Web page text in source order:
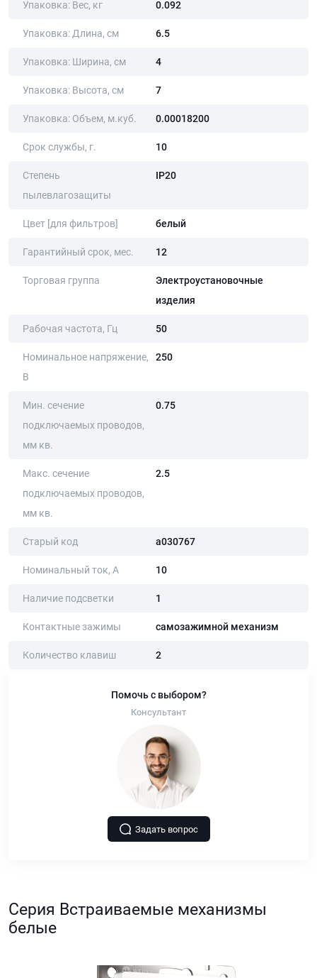
Упаковка: Вес, кг 0.092
Упаковка: Длина, cм 6.5
Упаковка: Ширина, cм 4
Упаковка: Высота, cм 7
Упаковка: Объем, м.куб. 0.00018200
Срок службы, г. 10
Степень
пылевлагозащиты
IP20
Цвет [для фильтров] белый
Гарантийный срок, мес. 12
Торговая группа
Электроустановочные
изделия
Рабочая частота, Гц 50
Номинальное напряжение,
В
250
Мин. сечение
подключаемых проводов,
мм кв.
0.75
Макс. сечение
подключаемых проводов,
мм кв.
2.5
Старый код a030767
Номинальный ток, А 10
Наличие подсветки 1
Контактные зажимы самозажимной механизм
Количество клавиш 2
Помочь с выбором?
Консультант
Задать вопрос
Серия Встраиваемые механизмы
белые